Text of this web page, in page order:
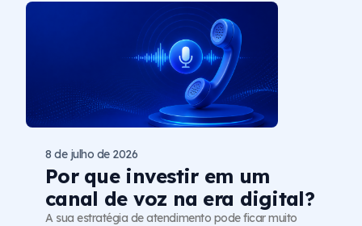
Por que investir em um
canal de voz na era digital?
8 de julho de 2026
A sua estratégia de atendimento pode ficar muito